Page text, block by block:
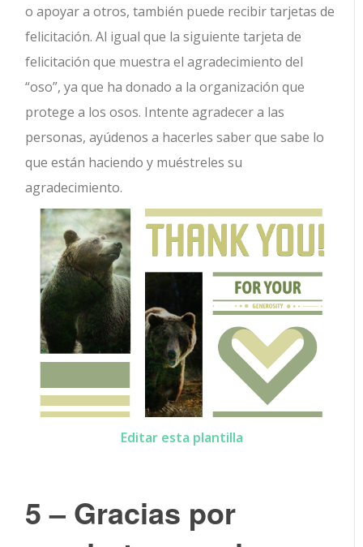
o apoyar a otros, también puede recibir tarjetas de
felicitación. Al igual que la siguiente tarjeta de
felicitación que muestra el agradecimiento del
“oso”, ya que ha donado a la organización que
protege a los osos. Intente agradecer a las
personas, ayúdenos a hacerles saber que sabe lo
que están haciendo y muéstreles su
agradecimiento.
Editar esta plantilla
5 – Gracias por